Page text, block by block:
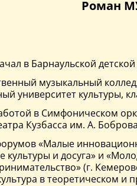
Роман
в Барнаульской
музыкальный
университет культуры,
в Симфоническом
Кузбасса им. А.
«Малые
культуры и досуга» и
(г.
в теоретическом и